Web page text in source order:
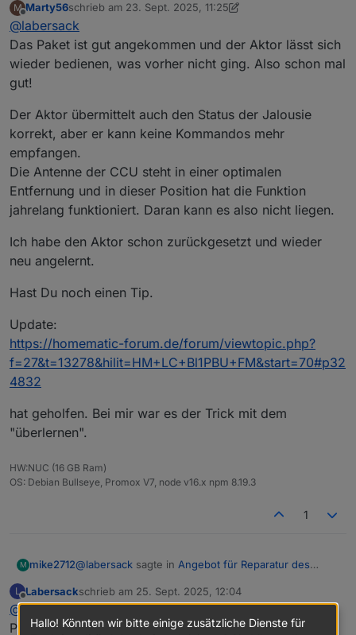
musste noch paar Cent (also weniger als einen
gemeint, nur als Info, dass die Post offensichtlich
bei Päckchen keine Briefmarken mehr haben will.
Warum auch immer. :man-shrugging:
M
Offline
Marty56schrieb am 23. Sept. 2025, 11:25
zuletzt editiert von Marty56
@labersack
Das Paket ist gut angekommen und der Aktor lässt sich
wieder bedienen, was vorher nicht ging. Also schon mal
gut!
Der Aktor übermittelt auch den Status der Jalousie
korrekt, aber er kann keine Kommandos mehr
empfangen.
Die Antenne der CCU steht in einer optimalen
Entfernung und in dieser Position hat die Funktion
jahrelang funktioniert. Daran kann es also nicht liegen.
Ich habe den Aktor schon zurückgesetzt und wieder
neu angelernt.
Hast Du noch einen Tip.
Update:
https://homematic-forum.de/forum/viewtopic.php?
f=27&t=13278&hilit=HM+LC+Bl1PBU+FM&start=70#p32
4832
hat geholfen. Bei mir war es der Trick mit dem
"überlernen".
HW:NUC (16 GB Ram)
OS: Debian Bullseye, Promox V7, node v16.x npm 8.19.3
1
M mike2712@labersack sagte in Angebot für Reparatur des
@mike2712
Den HM-RC-2-PBU-FM kenne ich nicht, sieht
L
Offline
Labersackschrieb am 25. Sept. 2025, 12:04
zuletzt editiert von
@mike2712
Paket ist angekommen.
Hallo! Könnten wir bitte einige zusätzliche Dienste für